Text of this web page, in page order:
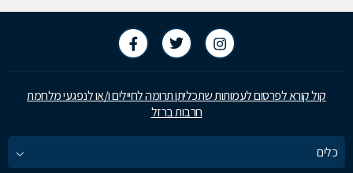
קול קורא לפרסום לעמותות שתכליתן תרומה לחיילים ו/או לנפגעי מלחמת
חרבות ברזל
כלים